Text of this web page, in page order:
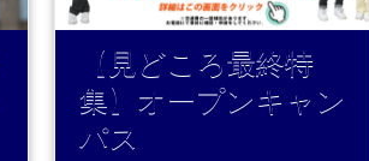
【見どころ最終特
集】オープンキャン
パス